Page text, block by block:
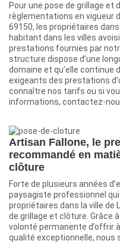
Pour une pose de grillage et
règlementations en vigueur
69150, les propriétaires
habitant dans les villes
prestations fournies par
structure dispose d’une
domaine et qu’elle continue
exigeants des prestations
connaître nos tarifs ou si
informations, contactez-
Artisan Fallone, le
recommandé en
clôture
Forte de plusieurs années
paysagiste professionnel
propriétaires dans la ville de
de grillage et clôture. Grâce
volonté permanente d’offrir
qualité exceptionnelle, nous